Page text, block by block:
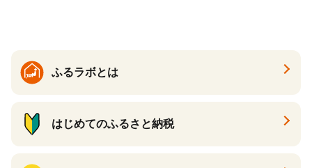
ふるラボとは
はじめてのふるさと納税